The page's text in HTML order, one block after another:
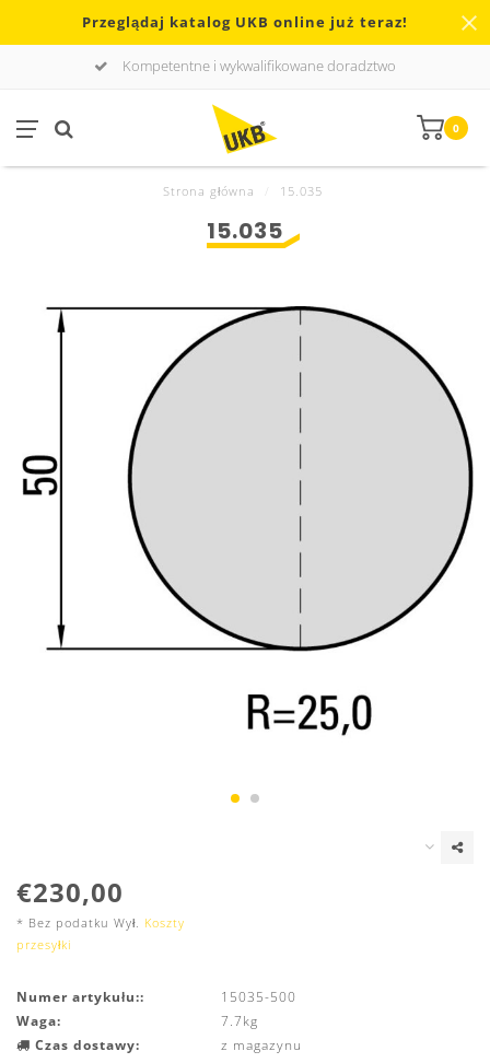
Przeglądaj katalog UKB online już teraz!
Kompetentne i wykwalifikowane doradztwo
0
Strona główna 15.035
15.035
€230,00
* Bez podatku Wył. Koszty
przesyłki
Numer artykułu::
15035-500
Waga:
7.7kg
Czas dostawy:
z magazynu